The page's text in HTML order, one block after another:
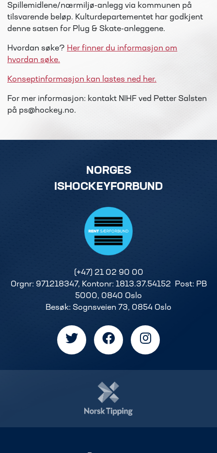
Spillemidlene/nærmiljø-anlegg via kommunen på
tilsvarende beløp. Kulturdepartementet har godkjent
denne satsen for Plug & Skate-anleggene.
Hvordan søke? Her finner du informasjon om
hvordan søke.
Konseptinformasjon kan lastes ned her.
For mer informasjon: kontakt NIHF ved Petter Salsten
på ps@hockey.no.
NORGES
ISHOCKEYFORBUND
(+47) 21 02 90 00
Orgnr: 971218347, Kontonr: 1813.37.54152 Post: PB
5000, 0840 Oslo
Besøk: Sognsveien 73, 0854 Oslo